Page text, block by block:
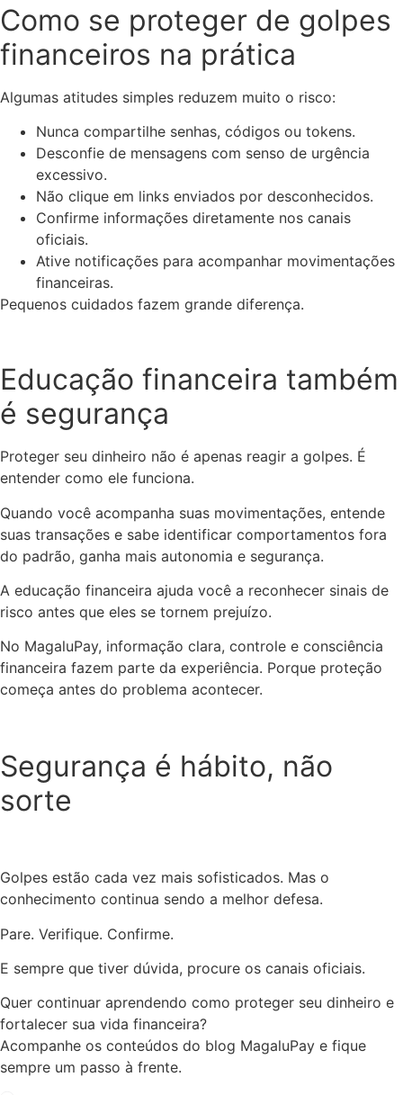
Como se proteger de golpes
financeiros na prática
Algumas atitudes simples reduzem muito o risco:
Nunca compartilhe senhas, códigos ou tokens.
Desconfie de mensagens com senso de urgência
excessivo.
Não clique em links enviados por desconhecidos.
Confirme informações diretamente nos canais
oficiais.
Ative notificações para acompanhar movimentações
financeiras.
Pequenos cuidados fazem grande diferença.
Educação financeira também
é segurança
Proteger seu dinheiro não é apenas reagir a golpes. É
entender como ele funciona.
Quando você acompanha suas movimentações, entende
suas transações e sabe identificar comportamentos fora
do padrão, ganha mais autonomia e segurança.
A educação financeira ajuda você a reconhecer sinais de
risco antes que eles se tornem prejuízo.
No MagaluPay, informação clara, controle e consciência
financeira fazem parte da experiência. Porque proteção
começa antes do problema acontecer.
Segurança é hábito, não
sorte
Golpes estão cada vez mais sofisticados. Mas o
conhecimento continua sendo a melhor defesa.
Pare. Verifique. Confirme.
E sempre que tiver dúvida, procure os canais oficiais.
Quer continuar aprendendo como proteger seu dinheiro e
fortalecer sua vida financeira?
Acompanhe os conteúdos do blog MagaluPay e fique
sempre um passo à frente.